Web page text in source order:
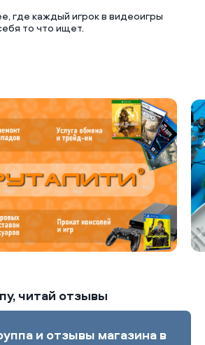
где каждый игрок в видеоигры
то что ищет.
читай отзывы
и отзывы магазина в